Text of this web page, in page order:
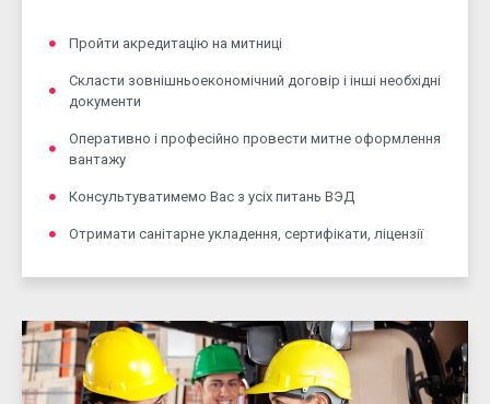
Пройти акредитацію на митниці
Скласти зовнішньоекономічний договір і інші необхідні
документи
Оперативно і професійно провести митне оформлення
вантажу
Консультуватимемо Вас з усіх питань ВЭД
Отримати санітарне укладення, сертифікати, ліцензії